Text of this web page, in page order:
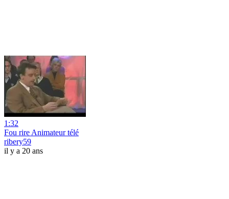
1:32
Fou rire Animateur télé
ribery59
il y a 20 ans